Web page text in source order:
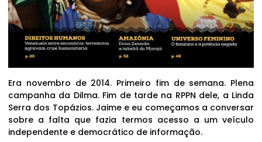
Era novembro de 2014. Primeiro fim de semana. Plena
campanha da Dilma. Fim de tarde na RPPN dele, a Linda
Serra dos Topázios. Jaime e eu começamos a conversar
sobre a falta que fazia termos acesso a um veículo
independente e democrático de informação.